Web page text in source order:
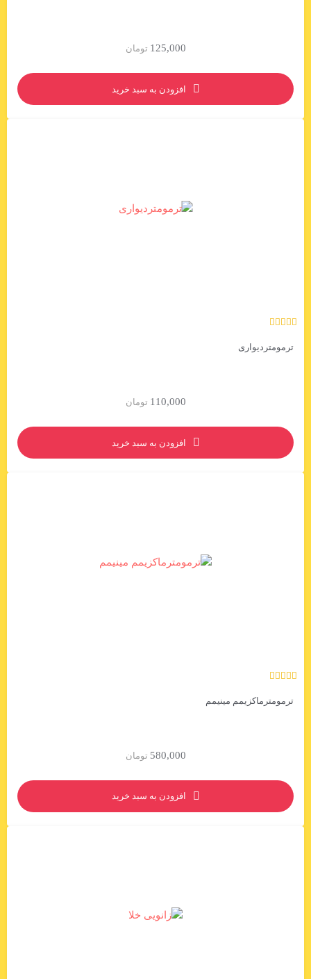
تومان 125,000
افزودن به سبد خرید
ترمومتردیواری
تومان 110,000
افزودن به سبد خرید
ترمومترماکزیمم مینیمم
تومان 580,000
افزودن به سبد خرید